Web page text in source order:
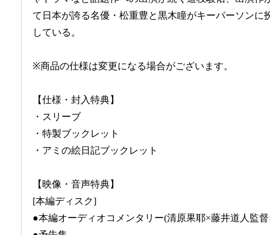
て日本が誇る名優・松重豊と黒木瞳がキーパーソンに
している。
※商品の仕様は変更になる場合がございます。
【仕様・封入特典】
・スリーブ
・特製ブックレット
・アミの絵日記ブックレット
【映像・音声特典】
[本編ディスク]
●本編オーディオコメンタリー(清原果耶×藤井道人監